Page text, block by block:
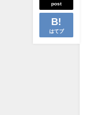
post
はてブ